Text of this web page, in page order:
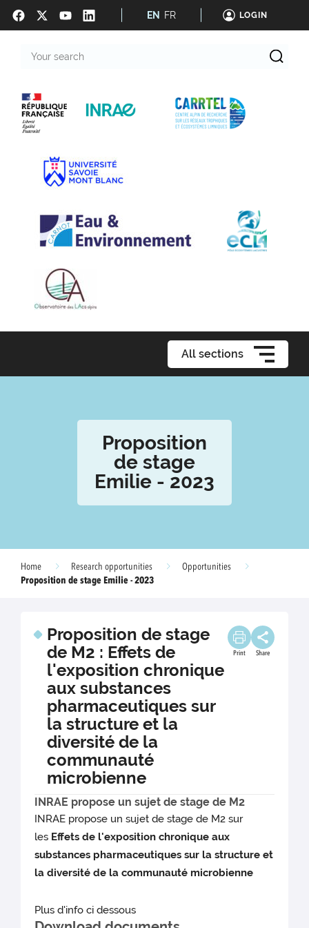
EN FR LOGIN
search
All sections
Proposition
de stage
Emilie - 2023
Home Research opportunities
Opportunities
Proposition de stage Emilie - 2023
Proposition de stage
de M2 : Effets de
l'exposition chronique
aux substances
pharmaceutiques sur
la structure et la
diversité de la
communauté
microbienne
Print Share
INRAE propose un sujet de stage de M2
INRAE propose un sujet de stage de M2 sur
les Effets de l'exposition chronique aux
substances pharmaceutiques sur la structure et
la diversité de la communauté microbienne
Plus d'info ci dessous